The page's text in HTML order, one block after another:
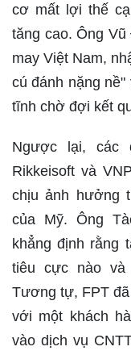
cơ mất lợi thế
tăng cao. Ông
may Việt Nam,
cú đánh nặng
tĩnh chờ đợi kết
Ngược lại, các
Rikkeisoft và
chịu ảnh hưởng
của Mỹ. Ông
khẳng định rằng
tiêu cực nào
Tương tự, FPT
với một khách
vào dịch vụ